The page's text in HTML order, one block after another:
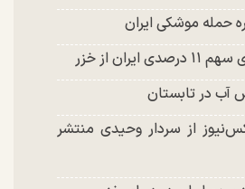
حمله موشکی ایران
از خزر
آب در تابستان
از سردار وحیدی منتشر